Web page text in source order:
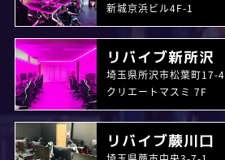
新城京浜ビル4F-1
リバイブ新所沢
埼玉県所沢市松葉町17-4
クリエートマスミ 7F
リバイブ蕨川口